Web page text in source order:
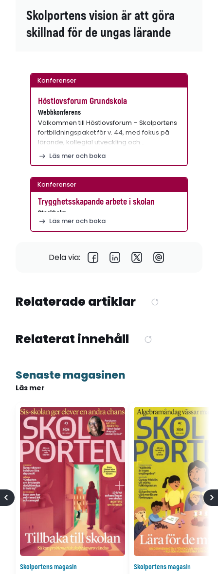
Skolportens vision är att göra
skillnad för de ungas lärande
Konferenser
Höstlovsforum Grundskola
Webbkonferens
Välkommen till Höstlovsforum – Skolportens
fortbildningspaket för v. 44, med fokus på
lärande, kollegial utveckling och…
Läs mer och boka
Konferenser
Trygghetsskapande arbete i skolan
Stockholm
Läs mer och boka
Dela via:
Relaterade artiklar
Relaterat innehåll
Senaste magasinen
Läs mer
Skolportens magasin
Skolportens magasin